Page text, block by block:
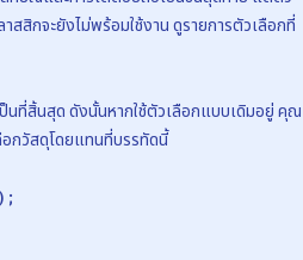
สสิกจะยังไม่พร้อมใช้งาน ดูรายการตัวเลือกที่
นที่สิ้นสุด ดังนั้นหากใช้ตัวเลือกแบบเดิมอยู่ คุณ
กวัสดุโดยแทนที่บรรทัดนี้